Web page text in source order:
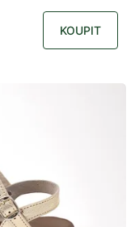
KOUPIT